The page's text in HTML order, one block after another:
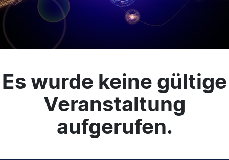
Es wurde keine gültige
Veranstaltung
aufgerufen.